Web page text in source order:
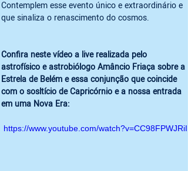
Contemplem esse evento único e extraordinário e
que sinaliza o renascimento do cosmos.
Confira neste vídeo a live realizada pelo
astrofísico e astrobiólogo Amâncio Friaça sobre a
Estrela de Belém e essa conjunção que coincide
com o sosltício de Capricórnio e a nossa entrada
em uma Nova Era:
https://www.youtube.com/watch?v=CC98FPWJRiI